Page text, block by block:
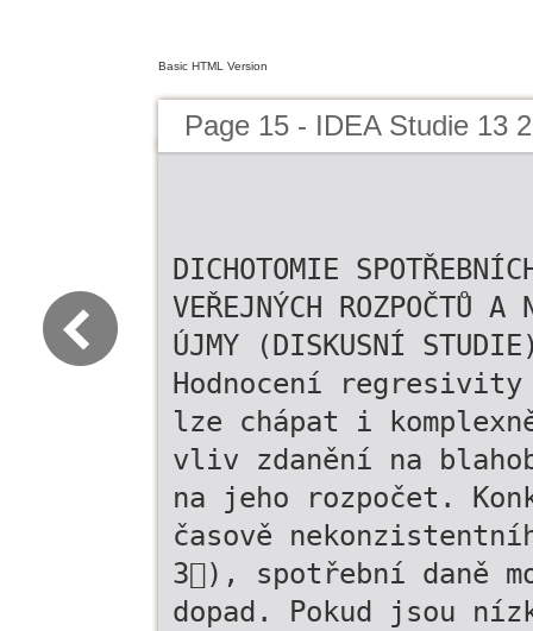
Basic HTML Version
Page 15 - IDEA Studie 13
DICHOTOMIE
VEŘEJNÝCH ROZPOČTŮ A
ÚJMY (DISKUSNÍ
Hodnocení
lze chápat i
vliv zdanění na
na jeho rozpočet.
časově
3), spotřební daně
dopad. Pokud jsou